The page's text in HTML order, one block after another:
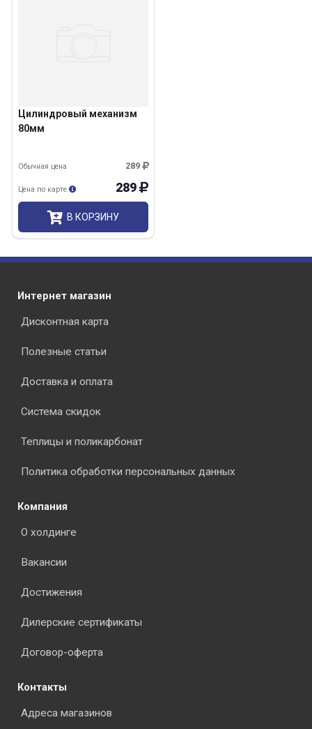
Цилиндровый механизм
80мм
289
Обычная цена
289
Цена по карте
В КОРЗИНУ
Интернет магазин
Дисконтная карта
Полезные статьи
Доставка и оплата
Система скидок
Теплицы и поликарбонат
Политика обработки персональных данных
Компания
О холдинге
Вакансии
Достижения
Дилерские сертификаты
Договор-оферта
Контакты
Адреса магазинов